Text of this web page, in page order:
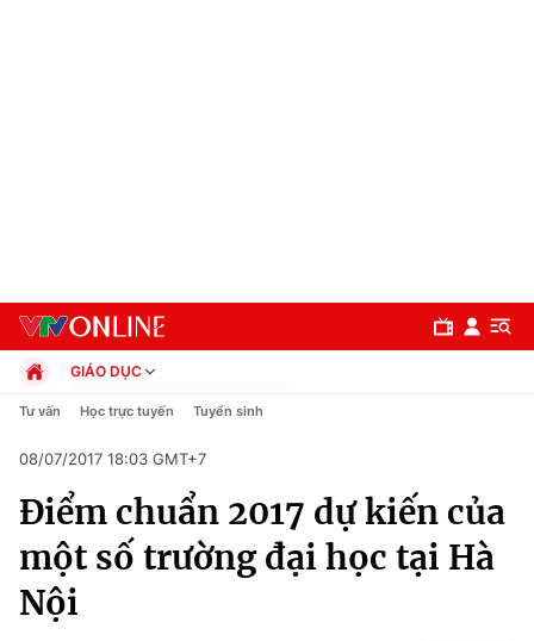
Chuyên mục
Chính trị
Xã hội
GIÁO DỤC
Chính trị
Pháp luật
Kinh tế
Thể thao
Truyền hình
Tư vấn Học trực tuyến Tuyển sinh
08/07/2017 18:03 GMT+7
Điểm chuẩn 2017 dự kiến của
một số trường đại học tại Hà
Nội